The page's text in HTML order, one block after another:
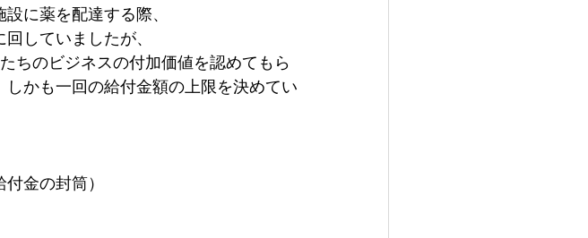
に薬を配達する際、
していましたが、
ちのビジネスの付加価値を認めてもら
かも一回の給付金額の上限を決めてい
金の封筒）